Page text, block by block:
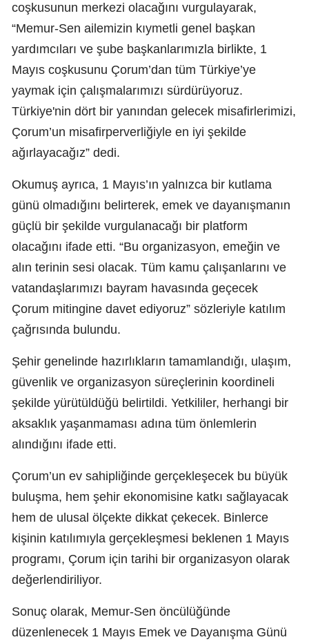
coşkusunun merkezi olacağını vurgulayarak,
“Memur-Sen ailemizin kıymetli genel başkan
yardımcıları ve şube başkanlarımızla birlikte, 1
Mayıs coşkusunu Çorum’dan tüm Türkiye’ye
yaymak için çalışmalarımızı sürdürüyoruz.
Türkiye'nin dört bir yanından gelecek misafirlerimizi,
Çorum’un misafirperverliğiyle en iyi şekilde
ağırlayacağız” dedi.
Okumuş ayrıca, 1 Mayıs’ın yalnızca bir kutlama
günü olmadığını belirterek, emek ve dayanışmanın
güçlü bir şekilde vurgulanacağı bir platform
olacağını ifade etti. “Bu organizasyon, emeğin ve
alın terinin sesi olacak. Tüm kamu çalışanlarını ve
vatandaşlarımızı bayram havasında geçecek
Çorum mitingine davet ediyoruz” sözleriyle katılım
çağrısında bulundu.
Şehir genelinde hazırlıkların tamamlandığı, ulaşım,
güvenlik ve organizasyon süreçlerinin koordineli
şekilde yürütüldüğü belirtildi. Yetkililer, herhangi bir
aksaklık yaşanmaması adına tüm önlemlerin
alındığını ifade etti.
Çorum’un ev sahipliğinde gerçekleşecek bu büyük
buluşma, hem şehir ekonomisine katkı sağlayacak
hem de ulusal ölçekte dikkat çekecek. Binlerce
kişinin katılımıyla gerçekleşmesi beklenen 1 Mayıs
programı, Çorum için tarihi bir organizasyon olarak
değerlendiriliyor.
Sonuç olarak, Memur-Sen öncülüğünde
düzenlenecek 1 Mayıs Emek ve Dayanışma Günü